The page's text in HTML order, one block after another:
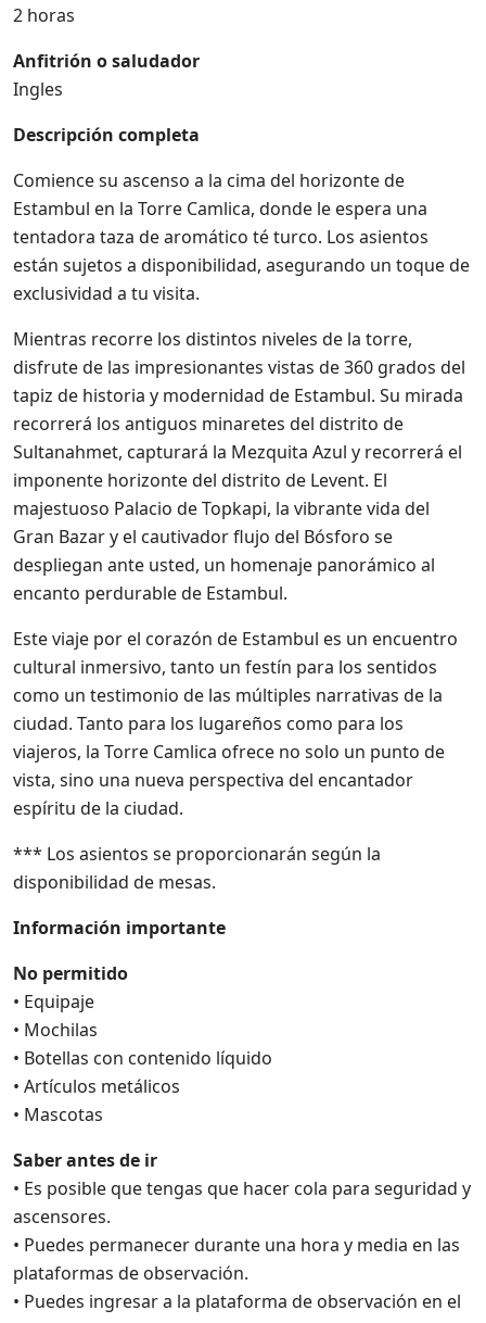
2 horas
Anfitrión o saludador
Ingles
Descripción completa
Comience su ascenso a la cima del horizonte de
Estambul en la Torre Camlica, donde le espera una
tentadora taza de aromático té turco. Los asientos
están sujetos a disponibilidad, asegurando un toque de
exclusividad a tu visita.
Mientras recorre los distintos niveles de la torre,
disfrute de las impresionantes vistas de 360 ​​grados del
tapiz de historia y modernidad de Estambul. Su mirada
recorrerá los antiguos minaretes del distrito de
Sultanahmet, capturará la Mezquita Azul y recorrerá el
imponente horizonte del distrito de Levent. El
majestuoso Palacio de Topkapi, la vibrante vida del
Gran Bazar y el cautivador flujo del Bósforo se
despliegan ante usted, un homenaje panorámico al
encanto perdurable de Estambul.
Este viaje por el corazón de Estambul es un encuentro
cultural inmersivo, tanto un festín para los sentidos
como un testimonio de las múltiples narrativas de la
ciudad. Tanto para los lugareños como para los
viajeros, la Torre Camlica ofrece no solo un punto de
vista, sino una nueva perspectiva del encantador
espíritu de la ciudad.
*** Los asientos se proporcionarán según la
disponibilidad de mesas.
Información importante
No permitido
• Equipaje
• Mochilas
• Botellas con contenido líquido
• Artículos metálicos
• Mascotas
Saber antes de ir
• Es posible que tengas que hacer cola para seguridad y
ascensores.
• Puedes permanecer durante una hora y media en las
plataformas de observación.
• Puedes ingresar a la plataforma de observación en el